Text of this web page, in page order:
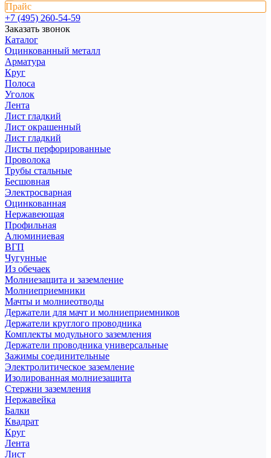
Прайс
+7 (495) 260-54-59
Заказать звонок
Каталог
Оцинкованный металл
Арматура
Круг
Полоса
Уголок
Лента
Лист гладкий
Лист окрашенный
Лист гладкий
Листы перфорированные
Проволока
Трубы стальные
Бесшовная
Электросварная
Оцинкованная
Нержавеющая
Профильная
Алюминиевая
ВГП
Чугунные
Из обечаек
Молниезащита и заземление
Молниеприемники
Мачты и молниеотводы
Держатели для мачт и молниеприемников
Держатели круглого проводника
Комплекты модульного заземления
Держатели проводника универсальные
Зажимы соединительные
Электролитическое заземление
Изолированная молниезащита
Стержни заземления
Нержавейка
Балки
Квадрат
Круг
Лента
Лист